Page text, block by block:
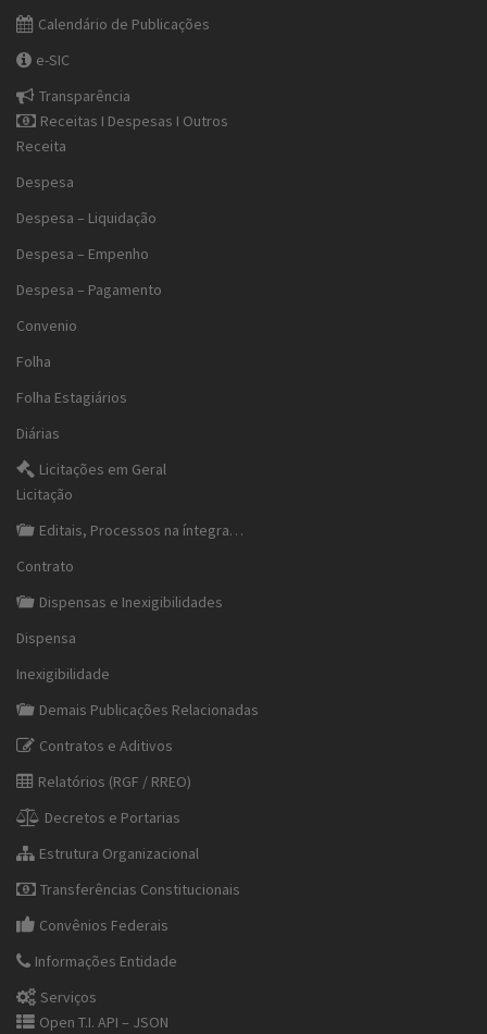
Calendário de Publicações
e-SIC
Transparência
Receitas I Despesas I Outros
Receita
Despesa
Despesa – Liquidação
Despesa – Empenho
Despesa – Pagamento
Convenio
Folha
Folha Estagiários
Diárias
Licitações em Geral
Licitação
Editais, Processos na íntegra…
Contrato
Dispensas e Inexigibilidades
Dispensa
Inexigibilidade
Demais Publicações Relacionadas
Contratos e Aditivos
Relatórios (RGF / RREO)
Decretos e Portarias
Estrutura Organizacional
Transferências Constitucionais
Convênios Federais
Informações Entidade
Serviços
Open T.I. API – JSON